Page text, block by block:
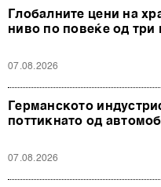
Глобалните цени на
ниво по повеќе од три
07.08.2026
Германското
поттикнато од
07.08.2026